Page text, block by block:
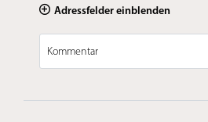
Adressfelder einblenden
Kommentar